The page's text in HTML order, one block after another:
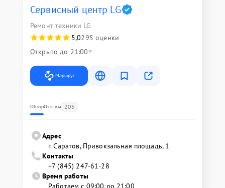
Сервисный центр LG
Ремонт техники LG
5,0295 оценки
Открыто до 21:00
Маршрут
ОбзорОтзывы 205
Адрес
г. Саратов, Привокзальная площадь, 1
Контакты
+7 (845) 247-61-28
Время работы
Работаем с 09:00 до 21:00